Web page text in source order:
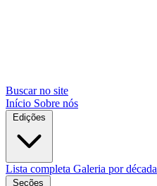
Buscar no site
Início Sobre nós
Edições
Lista completa Galeria por década
Seções